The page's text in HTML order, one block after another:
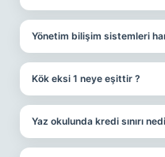
Yönetim bilişim sistemleri
Kök eksi 1 neye eşittir ?
Yaz okulunda kredi sınırı